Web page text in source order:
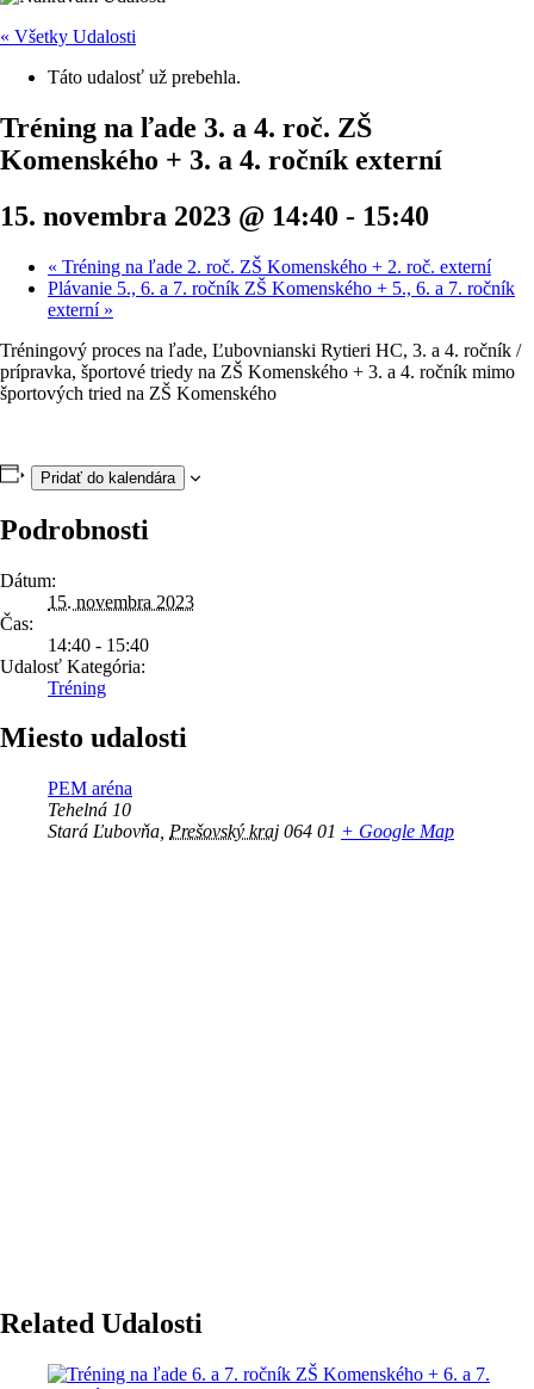
« Všetky Udalosti
Táto udalosť už prebehla.
Tréning na ľade 3. a 4. roč. ZŠ
Komenského + 3. a 4. ročník externí
15. novembra 2023 @ 14:40 - 15:40
« Tréning na ľade 2. roč. ZŠ Komenského + 2. roč. externí
Plávanie 5., 6. a 7. ročník ZŠ Komenského + 5., 6. a 7. ročník
externí »
Tréningový proces na ľade, Ľubovnianski Rytieri HC, 3. a 4. ročník /
prípravka, športové triedy na ZŠ Komenského + 3. a 4. ročník mimo
športových tried na ZŠ Komenského
Pridať do kalendára
Podrobnosti
Dátum:
15. novembra 2023
Čas:
14:40 - 15:40
Udalosť Kategória:
Tréning
Miesto udalosti
PEM aréna
Tehelná 10
Stará Ľubovňa Prešovský kraj 064 01 + Google Map
Related Udalosti